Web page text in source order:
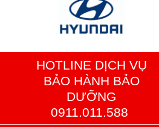
HOTLINE DỊCH VỤ
BẢO HÀNH BẢO
DƯỠNG
0911.011.588